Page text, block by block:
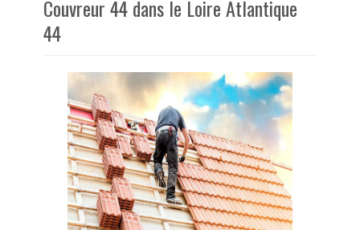
Couvreur 44 dans le Loire Atlantique
44